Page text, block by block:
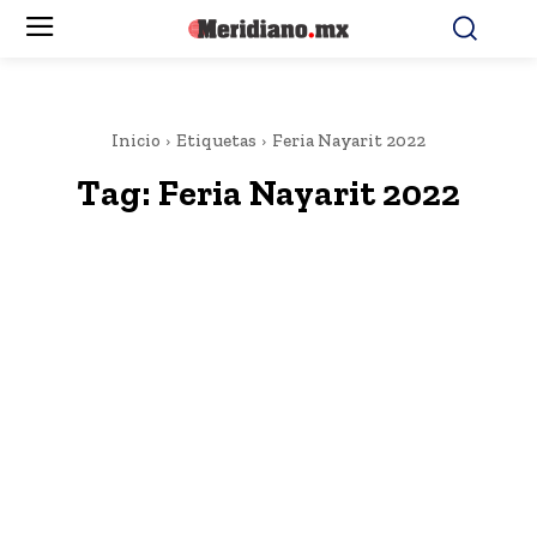
Inicio Etiquetas Feria Nayarit 2022
Tag: Feria Nayarit 2022